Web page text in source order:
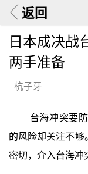
返回
日本成决战
两手准备
杭子牙
台海冲突要
的风险却关注不够
密切，介入台海冲